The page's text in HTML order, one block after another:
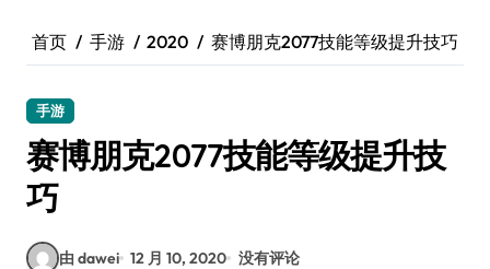
首页 手游 2020 赛博朋克2077技能等级提升技巧
手游
赛博朋克2077技能等级提升技
巧
由 dawei 12 月 10, 2020 没有评论